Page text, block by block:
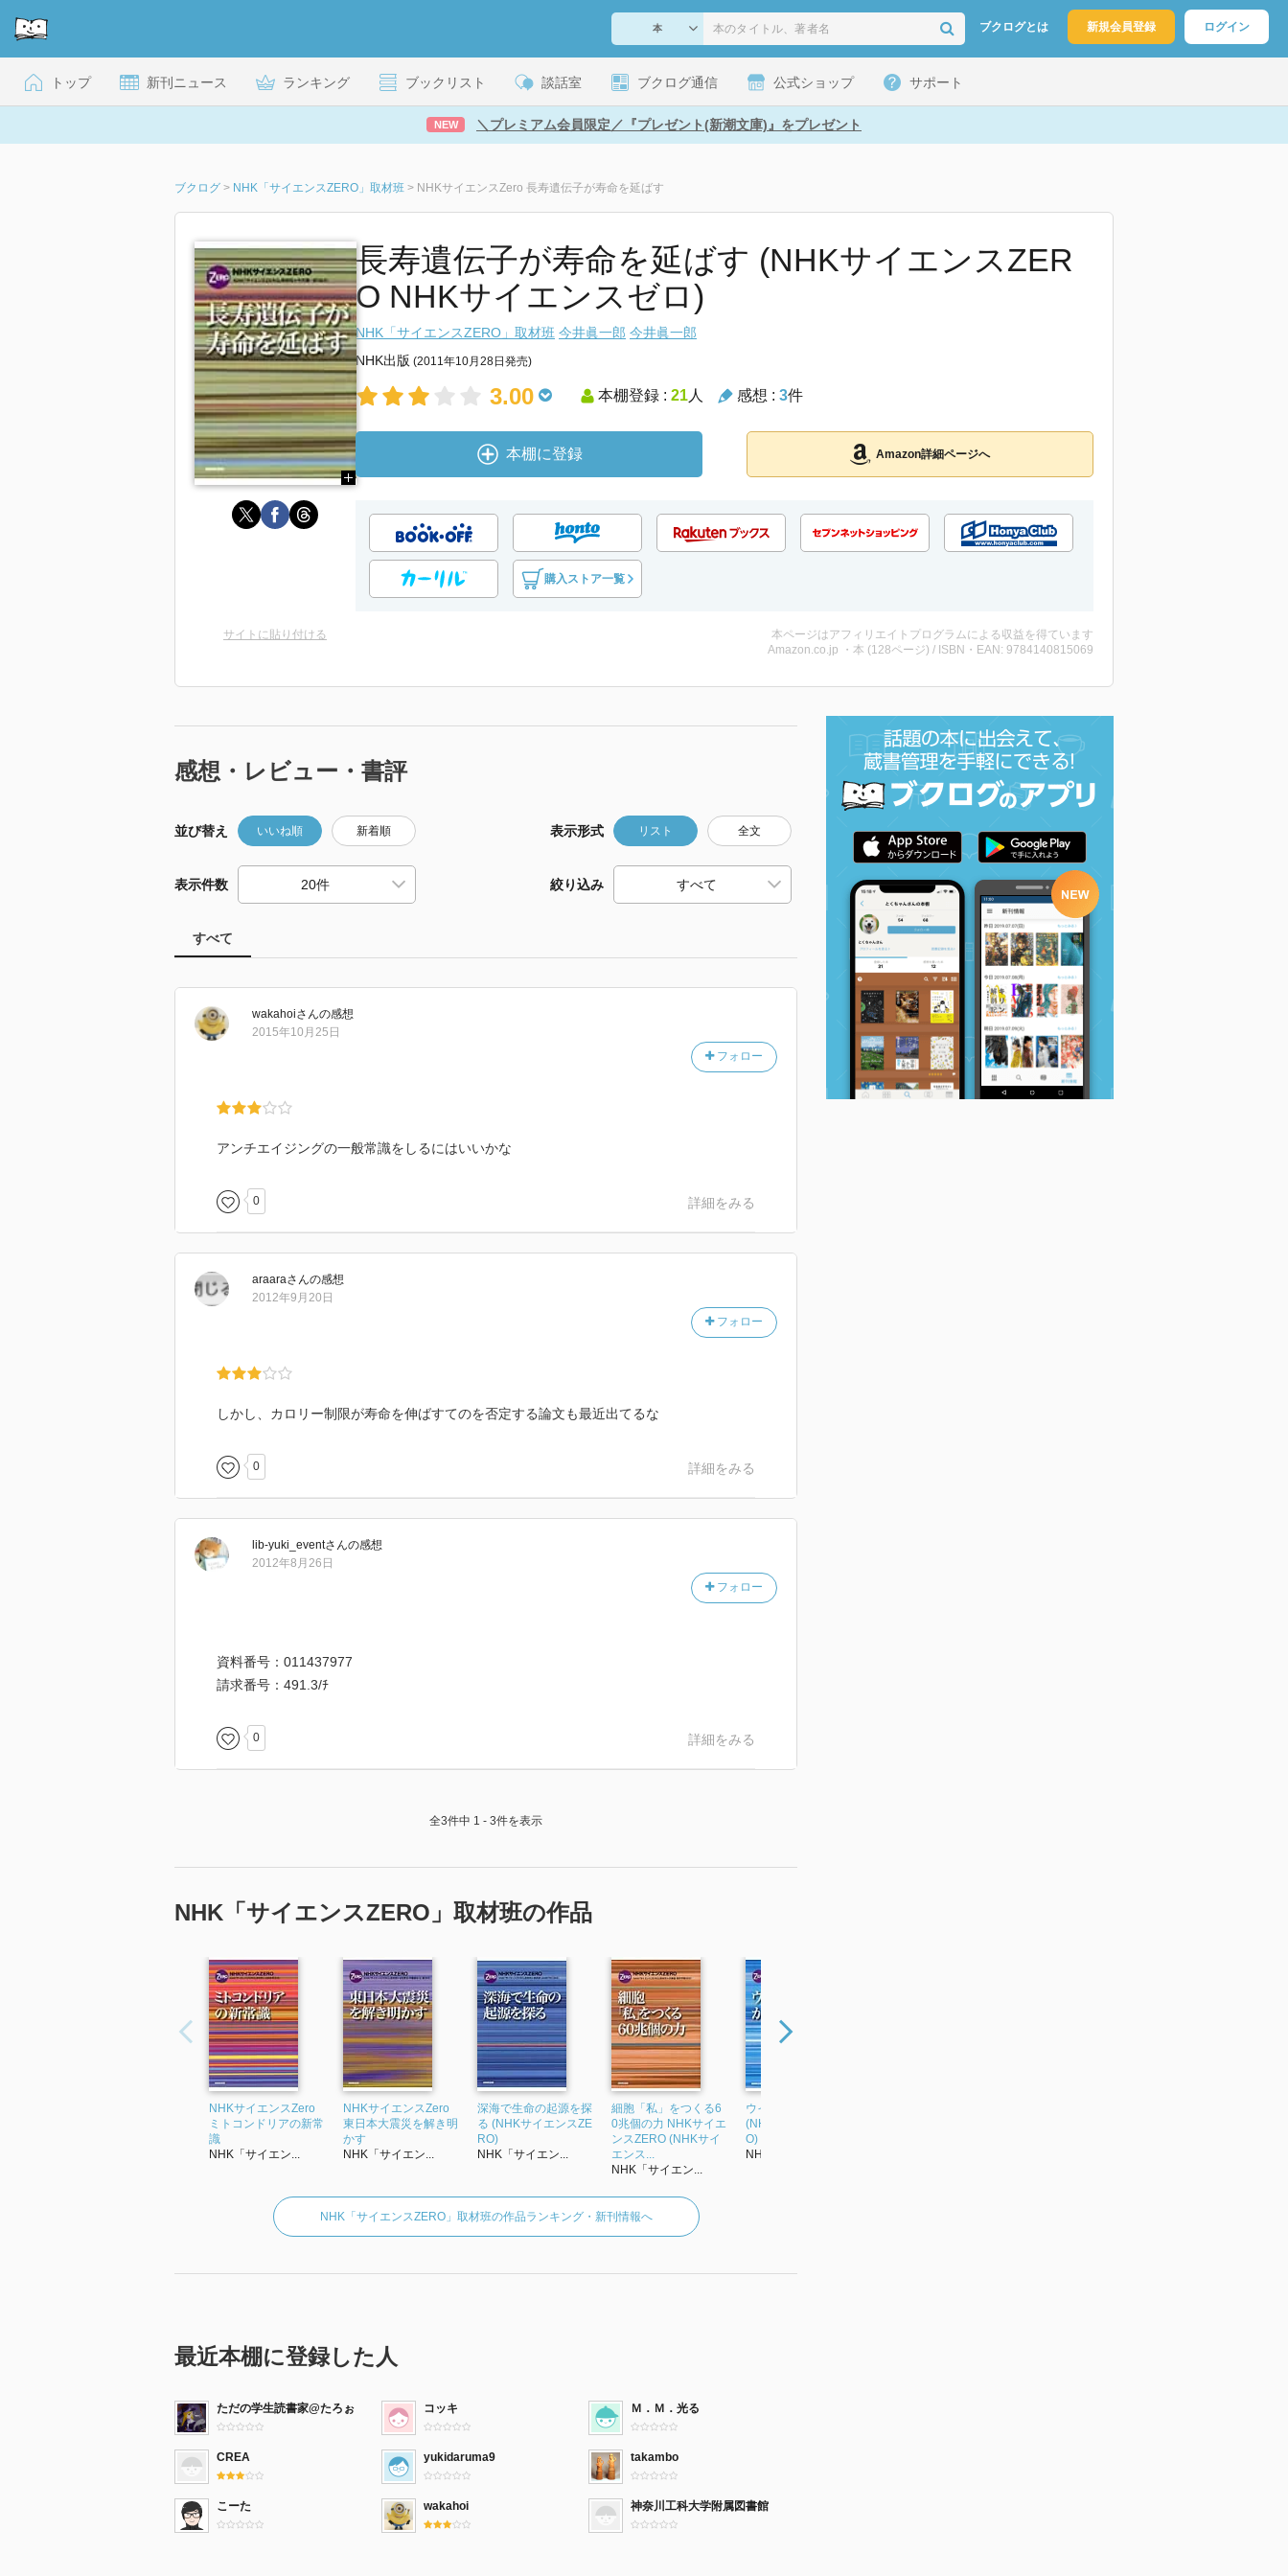
ブクログとは 新規会員登録 ログイン
トップ 新刊ニュース ランキング ブックリスト 談話室 ブクログ通信 公式ショップ サポート
NEW ＼プレミアム会員限定／『プレゼント(新潮文庫)』をプレゼント
ブクログ > NHK「サイエンスZERO」取材班 > NHKサイエンスZero 長寿遺伝子が寿命を延ばす
長寿遺伝子が寿命を延ばす (NHKサイエンスZER
O NHKサイエンスゼロ)
NHK「サイエンスZERO」取材班 今井眞一郎 今井眞一郎
NHK出版 (2011年10月28日発売)
3.00 本棚登録 : 21人 感想 : 3件
本棚に登録 Amazon詳細ページへ
購入ストア一覧
サイトに貼り付ける
本ページはアフィリエイトプログラムによる収益を得ています
Amazon.co.jp ・本 (128ページ) / ISBN・EAN: 9784140815069
感想・レビュー・書評
並び替え いいね順 新着順 表示形式 リスト 全文
表示件数 絞り込み
すべて
wakahoiさんの感想
フォロー
2015年10月25日
アンチエイジングの一般常識をしるにはいいかな
0 詳細をみる
araaraさんの感想
フォロー
2012年9月20日
しかし、カロリー制限が寿命を伸ばすてのを否定する論文も最近出てるな
0 詳細をみる
lib-yuki_eventさんの感想
フォロー
2012年8月26日
資料番号：011437977
請求番号：491.3/ﾁ
0 詳細をみる
全3件中 1 - 3件を表示
NHK「サイエンスZERO」取材班の作品
NHKサイエンスZero
ミトコンドリアの新常
識
NHK「サイエン...
NHKサイエンスZero
東日本大震災を解き明
かす
NHK「サイエン...
深海で生命の起源を探
る (NHKサイエンスZE
RO)
NHK「サイエン...
細胞「私」をつくる6
0兆個の力 NHKサイエ
ンスZERO (NHKサイ
エンス...
NHK「サイエン...
ウイルスでがん消滅
(NHKサイエンスZER
O)
NHK「サイエン...
NHK「サイエンスZERO」取材班の作品ランキング・新刊情報へ
最近本棚に登録した人
ただの学生読書家@たろぉ コッキ Ｍ．Ｍ．光る
CREA yukidaruma9 takambo
こーた wakahoi 神奈川工科大学附属図書館